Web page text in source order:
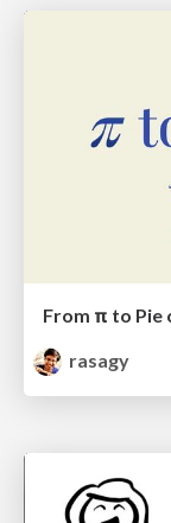
From π to Pie
rasagy